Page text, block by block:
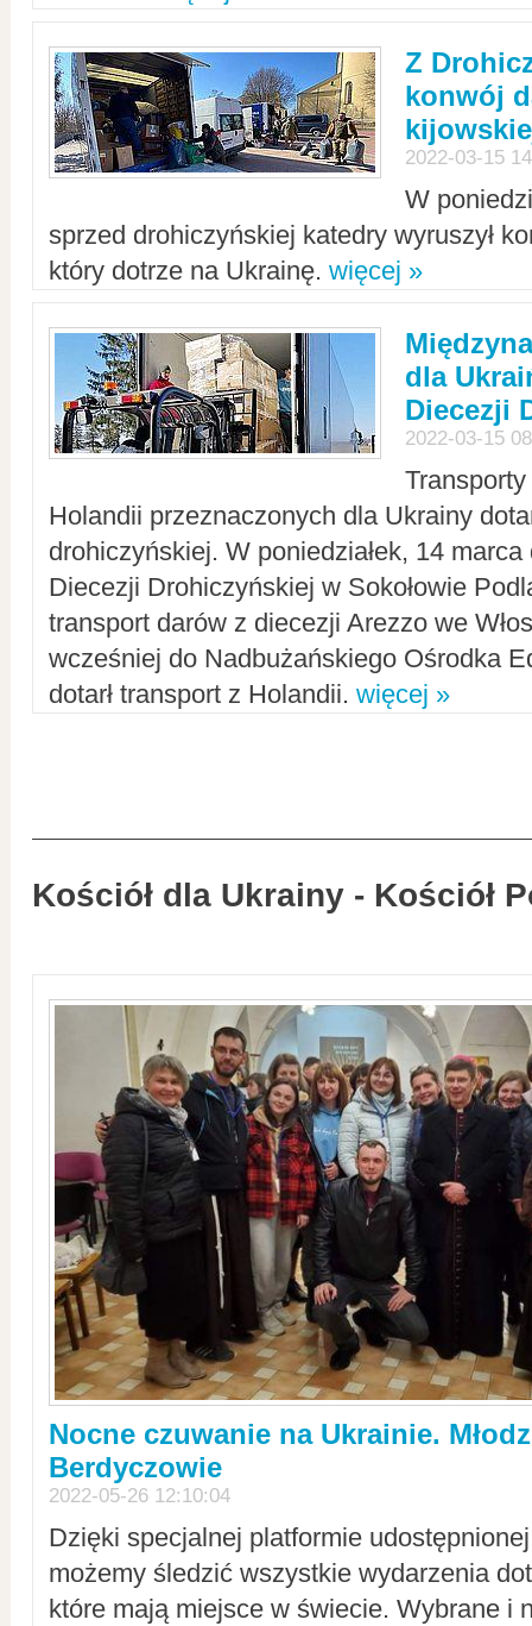
Z
konwój
2022-03-15
W
sprzed drohiczyńskiej katedry wyruszył
który dotrze na Ukrainę. więcej »
dla
Diecezji
2022-03-15
Holandii przeznaczonych dla Ukrainy
drohiczyńskiej. W poniedziałek, 14
Diecezji Drohiczyńskiej w Sokołowie
transport darów z diecezji Arezzo we
wcześniej do Nadbużańskiego Ośrodka
dotarł transport z Holandii. więcej »
Kościół dla Ukrainy - Kościół
Nocne czuwanie na Ukrainie.
Berdyczowie
2022-05-26 12:10:04
Dzięki specjalnej platformie
możemy śledzić wszystkie wydarzenia
które mają miejsce w świecie. Wybrane i